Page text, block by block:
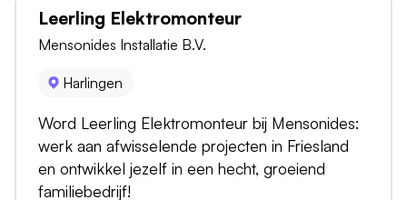
Leerling Elektromonteur
Mensonides Installatie B.V.
Harlingen
Word Leerling Elektromonteur bij Mensonides:
werk aan afwisselende projecten in Friesland
en ontwikkel jezelf in een hecht, groeiend
familiebedrijf!